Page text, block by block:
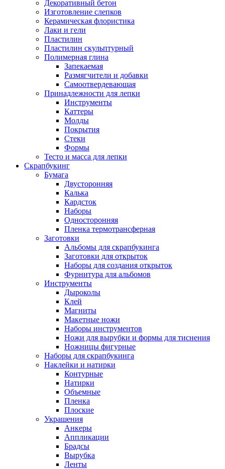
Декоративный бетон
Изготовление слепков
Керамическая флористика
Лаки и гели
Пластилин
Пластилин скульптурный
Полимерная глина
Запекаемая
Размягчители и добавки
Самоотвердевающая
Принадлежности для лепки
Инструменты
Каттеры
Молды
Покрытия
Стеки
Формы
Тесто и масса для лепки
Скрапбукинг
Бумага
Двусторонняя
Калька
Кардсток
Наборы
Односторонняя
Пленка термотрансферная
Заготовки
Альбомы для скрапбукинга
Заготовки для открыток
Наборы для создания открыток
Фурнитура для альбомов
Инструменты
Дыроколы
Клей
Магниты
Макетные ножи
Наборы инструментов
Ножи для вырубки и формы для тиснения
Ножницы фигурные
Наборы для скрапбукинга
Наклейки и натирки
Контурные
Натирки
Объемные
Пленка
Плоские
Украшения
Анкеры
Аппликации
Брадсы
Вырубка
Ленты